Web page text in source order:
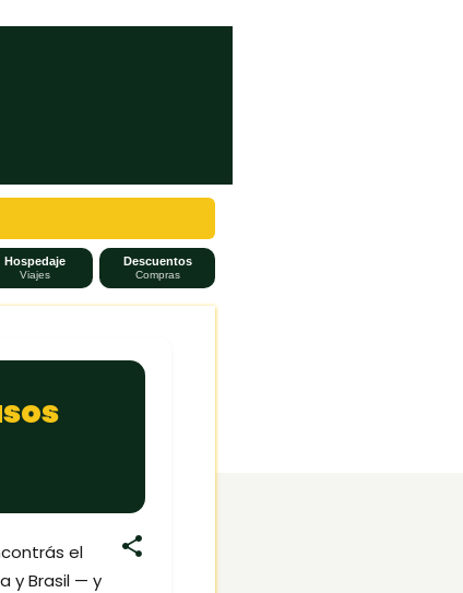
Hospedaje
Viajes
Descuentos
Compras
el
y Brasil — y